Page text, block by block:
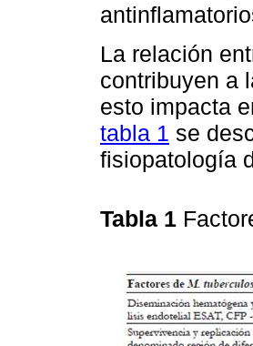
La relación
contribuyen a
esto impacta
tabla 1 se
fisiopatología
Tabla 1